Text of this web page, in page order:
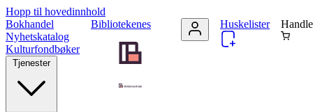
Hopp til hovedinnhold
Bibliotekenes
Bokhandel
Nyhetskatalog
Kulturfondbøker
Tjenester
Huskelister